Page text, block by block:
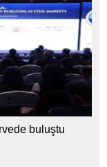
buluştu